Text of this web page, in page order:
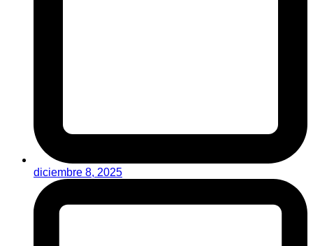
diciembre 8, 2025